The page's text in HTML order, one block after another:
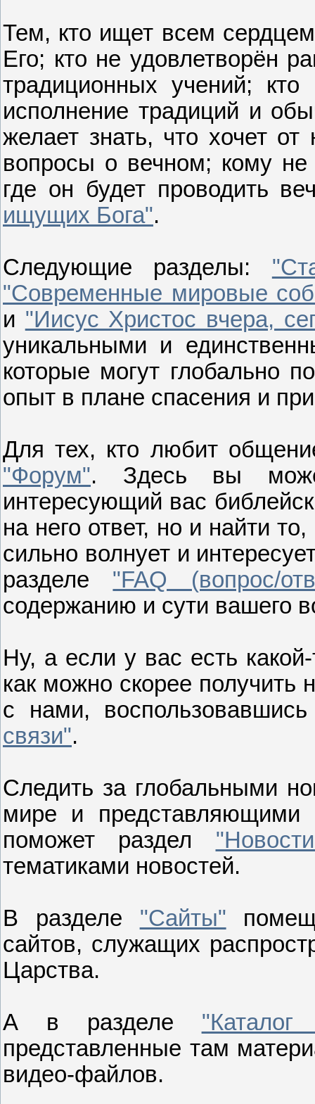
Тем, кто ищет всем сердцем
Его; кто не удовлетворён
традиционных учений;
исполнение традиций и
желает знать, что хочет от
вопросы о вечном; кому не
где он будет проводить
ищущих Бога".
Следующие разделы:
"Современные мировые
и "Иисус Христос вчера,
уникальными и
которые могут глобально
опыт в плане спасения и
Для тех, кто любит
"Форум". Здесь вы
интересующий вас
на него ответ, но и найти
сильно волнует и
разделе "FAQ (вопрос/
содержанию и сути вашего
Ну, а если у вас есть
как можно скорее получить
с нами,
связи".
Следить за глобальными
мире и представляющими
поможет раздел
тематиками новостей.
В разделе "Сайты"
сайтов, служащих
Царства.
А в разделе
представленные там
видео-файлов.